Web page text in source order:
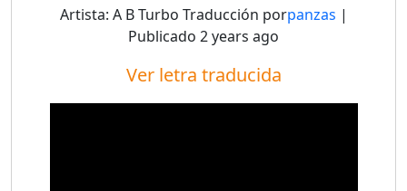
Artista: A B Turbo Traducción porpanzas |
Publicado 2 years ago
Ver letra traducida